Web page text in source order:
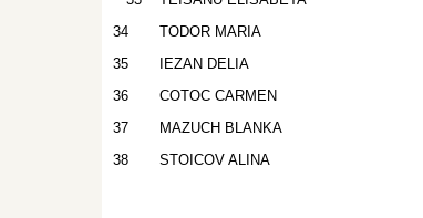
34
TODOR MARIA
35
IEZAN DELIA
36
COTOC CARMEN
37
MAZUCH BLANKA
38
STOICOV ALINA